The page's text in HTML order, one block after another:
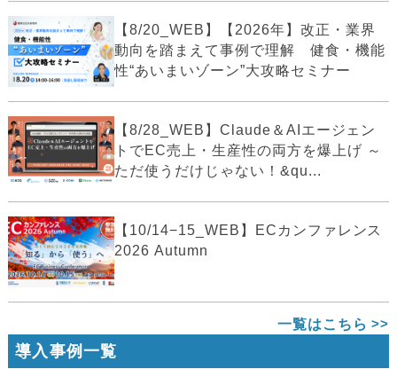
【8/20_WEB】【2026年】改正・業界
動向を踏まえて事例で理解 健食・機能
性“あいまいゾーン”大攻略セミナー
【8/28_WEB】Claude＆AIエージェン
トでEC売上・生産性の両方を爆上げ ～
ただ使うだけじゃない！&qu...
【10/14−15_WEB】ECカンファレンス
2026 Autumn
一覧はこちら
導入事例一覧